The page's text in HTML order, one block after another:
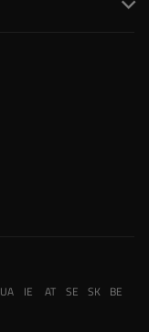
UA IE AT SE SK BE